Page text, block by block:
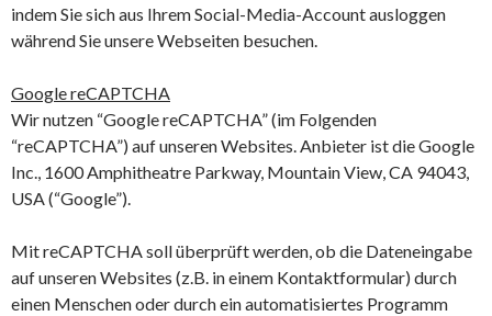
indem Sie sich aus Ihrem Social-Media-Account ausloggen
während Sie unsere Webseiten besuchen.
Google reCAPTCHA
Wir nutzen “Google reCAPTCHA” (im Folgenden
“reCAPTCHA”) auf unseren Websites. Anbieter ist die Google
Inc., 1600 Amphitheatre Parkway, Mountain View, CA 94043,
USA (“Google”).
Mit reCAPTCHA soll überprüft werden, ob die Dateneingabe
auf unseren Websites (z.B. in einem Kontaktformular) durch
einen Menschen oder durch ein automatisiertes Programm